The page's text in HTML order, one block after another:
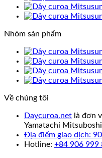
Nhóm sản phẩm
Về chúng tôi
Daycuroa.net là đơn
Yamatachi
Địa điểm giao dịch:
Hotline: +84 906 999